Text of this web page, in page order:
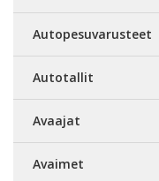
Autopesuvarusteet
Autotallit
Avaajat
Avaimet